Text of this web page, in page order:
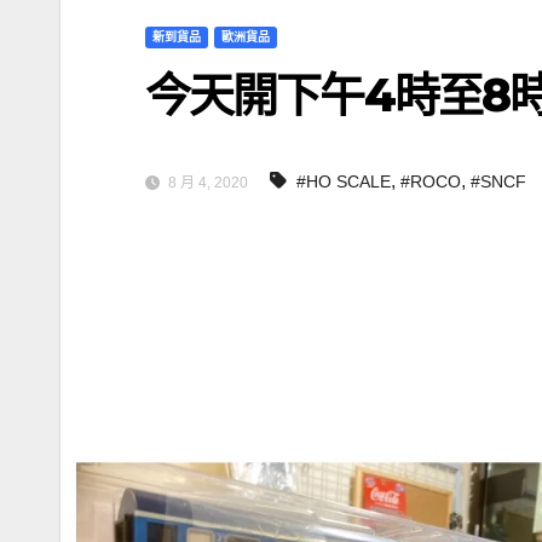
新到貨品 歐洲貨品
今天開下午4時至8
8 月 4, 2020 #HO SCALE, #ROCO, #SNCF